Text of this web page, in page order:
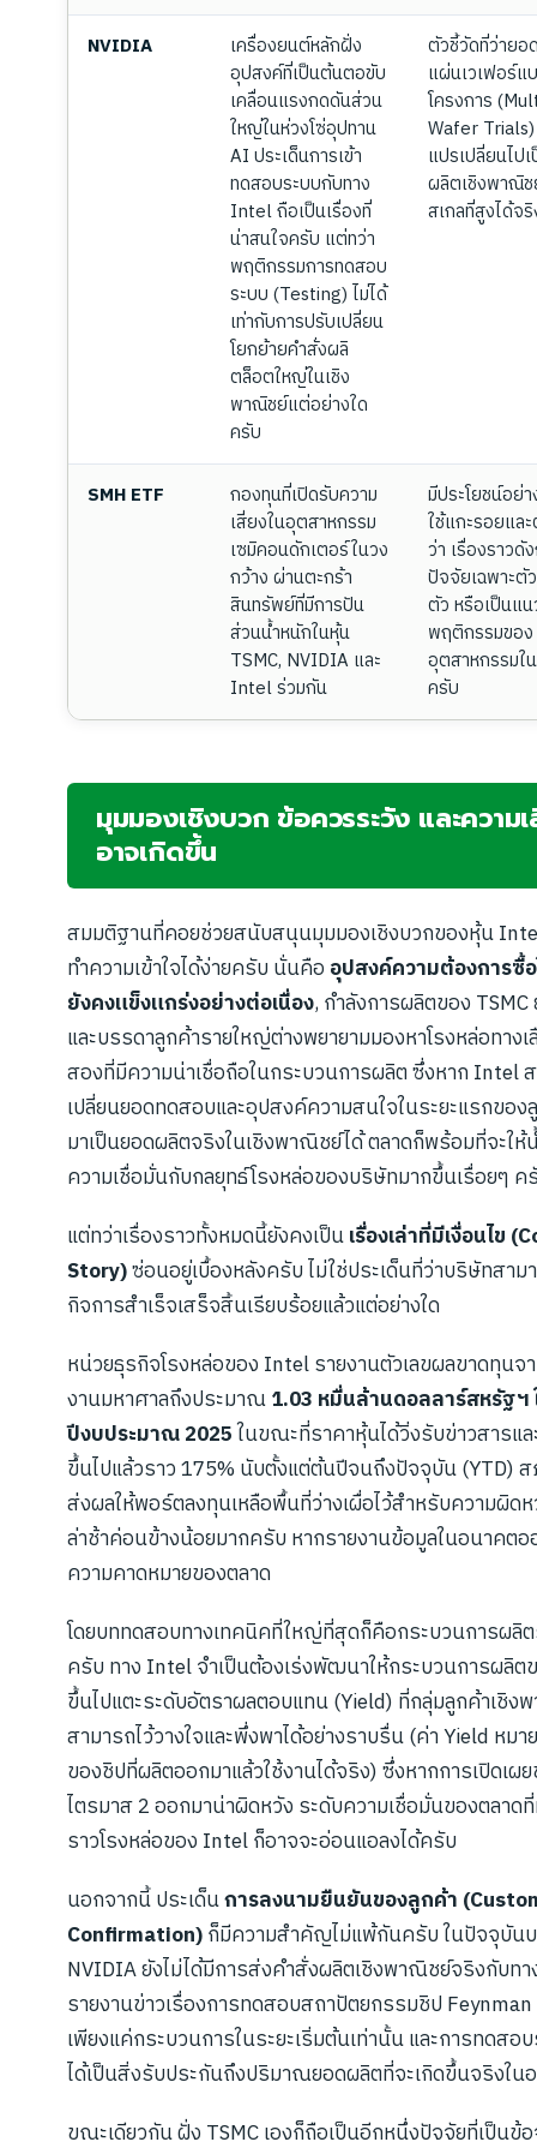
NVIDIA
เครื่องยนต์หลักฝั่ง
อุปสงค์ที่เป็นต้นตอขับ
เคลื่อนแรงกดดันส่วน
ใหญ่ในห่วงโซ่อุปทาน
AI ประเด็นการเข้า
ทดสอบระบบกับทาง
Intel ถือเป็นเรื่องที่
น่าสนใจครับ แต่ทว่า
พฤติกรรมการทดสอบ
ระบบ (Testing) ไม่ได้
เท่ากับการปรับเปลี่ยน
โยกย้ายคำสั่งผลิ
ตล็อตใหญ่ในเชิง
พาณิชย์แต่อย่างใด
ครับ
ตัวชี้วัดที่ว่ายอ
แผ่นเวเฟอร์แ
โครงการ
Wafer
แปรเปลี่ยนไป
ผลิตเชิงพาณิ
สเกลที่สูงได้จ
SMH ETF
กองทุนที่เปิดรับความ
เสี่ยงในอุตสาหกรรม
เซมิคอนดักเตอร์ในวง
กว้าง ผ่านตะกร้า
สินทรัพย์ที่มีการปัน
ส่วนน้ำหนักในหุ้น
TSMC, NVIDIA และ
Intel ร่วมกัน
มีประโยชน์อย่
ใช้แกะรอยแล
ว่า เรื่องราวดั
ปัจจัยเฉพาะตั
ตัว หรือเป็นแน
พฤติกรรมของ
อุตสาหกรรมใ
ครับ
มุมมองเชิงบวก ข้อควรระวัง และความ
อาจเกิดขึ้น
สมมติฐานที่คอยช่วยสนับสนุนมุมมองเชิงบวกของหุ้น
ทำความเข้าใจได้ง่ายครับ นั่นคือ อุปสงค์ความต้องการซื้
ยังคงแข็งแกร่งอย่างต่อเนื่อง, กำลังการผลิตของ
และบรรดาลูกค้ารายใหญ่ต่างพยายามมองหาโรงหล่อทาง
สองที่มีความน่าเชื่อถือในกระบวนการผลิต ซึ่งหาก Intel
เปลี่ยนยอดทดสอบและอุปสงค์ความสนใจในระยะแรกของ
มาเป็นยอดผลิตจริงในเชิงพาณิชย์ได้ ตลาดก็พร้อมที่จะให้
ความเชื่อมั่นกับกลยุทธ์โรงหล่อของบริษัทมากขึ้นเรื่อยๆ ค
แต่ทว่าเรื่องราวทั้งหมดนี้ยังคงเป็นเรื่องเล่าที่มีเงื่อนไข
Story)ซ่อนอยู่เบื้องหลังครับ ไม่ใช่ประเด็นที่ว่าบริษัทสา
กิจการสำเร็จเสร็จสิ้นเรียบร้อยแล้วแต่อย่างใด
หน่วยธุรกิจโรงหล่อของ Intel รายงานตัวเลขผลขาดทุนจ
งานมหาศาลถึงประมาณ1.03 หมื่นล้านดอลลาร์สหรัฐฯ
ปีงบประมาณ 2025ในขณะที่ราคาหุ้นได้วิ่งรับข่าวสารแ
ขึ้นไปแล้วราว 175% นับตั้งแต่ต้นปีจนถึงปัจจุบัน (YTD) ส
ส่งผลให้พอร์ตลงทุนเหลือพื้นที่ว่างเผื่อไว้สำหรับความผิด
ล่าช้าค่อนข้างน้อยมากครับ หากรายงานข้อมูลในอนาคตอ
ความคาดหมายของตลาด
โดยบททดสอบทางเทคนิคที่ใหญ่ที่สุดก็คือกระบวนการผลิ
ครับ ทาง Intel จำเป็นต้องเร่งพัฒนาให้กระบวนการผลิต
ขึ้นไปแตะระดับอัตราผลตอบแทน (Yield) ที่กลุ่มลูกค้าเชิง
สามารถไว้วางใจและพึ่งพาได้อย่างราบรื่น (ค่า Yield หม
ของชิปที่ผลิตออกมาแล้วใช้งานได้จริง) ซึ่งหากการเปิดเผ
ไตรมาส 2 ออกมาน่าผิดหวัง ระดับความเชื่อมั่นของตลาด
ราวโรงหล่อของ Intel ก็อาจจะอ่อนแอลงได้ครับ
นอกจากนี้ ประเด็นการลงนามยืนยันของลูกค้า
Confirmation)ก็มีความสำคัญไม่แพ้กันครับ ในปัจจุบัน
NVIDIA ยังไม่ได้มีการส่งคำสั่งผลิตเชิงพาณิชย์จริงกับท
รายงานข่าวเรื่องการทดสอบสถาปัตยกรรมชิป Feynman
เพียงแค่กระบวนการในระยะเริ่มต้นเท่านั้น และการทดสอ
ได้เป็นสิ่งรับประกันถึงปริมาณยอดผลิตที่จะเกิดขึ้นจริงใ
ขณะเดียวกัน ฝั่ง TSMC เองก็ถือเป็นอีกหนึ่งปัจจัยที่เป็นข้